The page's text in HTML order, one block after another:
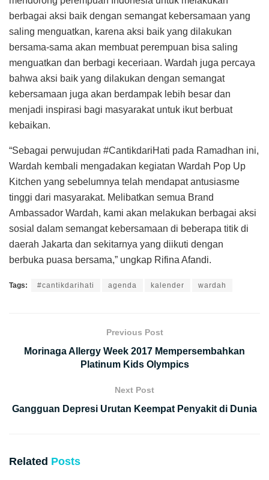
berbagai aksi baik dengan semangat kebersamaan yang
saling menguatkan, karena aksi baik yang dilakukan
bersama-sama akan membuat perempuan bisa saling
menguatkan dan berbagi keceriaan. Wardah juga percaya
bahwa aksi baik yang dilakukan dengan semangat
kebersamaan juga akan berdampak lebih besar dan
menjadi inspirasi bagi masyarakat untuk ikut berbuat
kebaikan.
“Sebagai perwujudan #CantikdariHati pada Ramadhan ini,
Wardah kembali mengadakan kegiatan Wardah Pop Up
Kitchen yang sebelumnya telah mendapat antusiasme
tinggi dari masyarakat. Melibatkan semua Brand
Ambassador Wardah, kami akan melakukan berbagai aksi
sosial dalam semangat kebersamaan di beberapa titik di
daerah Jakarta dan sekitarnya yang diikuti dengan
berbuka puasa bersama,” ungkap Rifina Afandi.
Tags: #cantikdarihati agenda kalender wardah
Previous Post
Morinaga Allergy Week 2017 Mempersembahkan
Platinum Kids Olympics
Next Post
Gangguan Depresi Urutan Keempat Penyakit di Dunia
Related Posts